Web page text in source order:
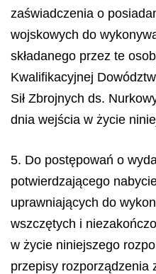
zaświadczenia o
wojskowych do
składanego przez te
Kwalifikacyjnej
Sił Zbrojnych ds.
dnia wejścia w życie
5. Do postępowań o
potwierdzającego
uprawniających do
wszczętych i
w życie niniejszego
przepisy rozporządzenia